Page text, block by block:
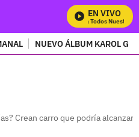
EN VIVO
Mira Todos Nuestros
NUEVO ÁLBUM KAROL G
Crean carro que podría alcanzar